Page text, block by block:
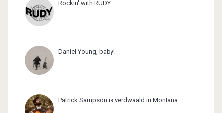
Rockin' with RUDY
Daniel Young, baby!
Patrick Sampson is verdwaald in Montana